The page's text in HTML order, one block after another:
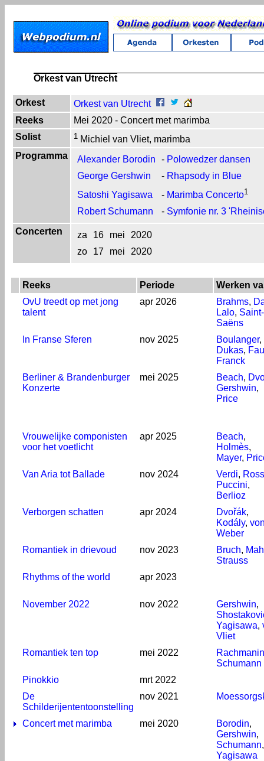
Orkest van Utrecht
Orkest
Orkest van Utrecht
Reeks
Mei 2020 - Concert met marimba
Solist
1 Michiel van Vliet, marimba
Programma
Alexander Borodin - Polowedzer dansen
George Gershwin
- Rhapsody in Blue
Satoshi Yagisawa
- Marimba Concerto1
Robert Schumann - Symfonie nr. 3
Concerten
za 16 mei
2020
zo
17 mei 2020
Reeks Periode
Werken
OvU treedt op met jong
talent
apr 2026 Brahms,
Lalo, Saint-
Saëns
In Franse Sferen
nov 2025 Boulanger,
Dukas,
Franck
Berliner & Brandenburger
Konzerte
mei 2025 Beach,
Gershwin,
Price
Vrouwelijke componisten
voor het voetlicht
apr 2025 Beach,
Holmès,
Mayer,
Van Aria tot Ballade
nov 2024 Verdi,
Puccini,
Berlioz
Verborgen schatten
apr 2024 Dvořák,
Kodály,
Weber
Romantiek in drievoud
nov 2023 Bruch,
Strauss
Rhythms of the world
apr 2023
November 2022 nov 2022 Gershwin,
Yagisawa,
Vliet
Romantiek ten top
mei 2022
Schumann
Pinokkio
mrt 2022
De
Schilderijententoonstelling
nov 2021
Concert met marimba mei 2020 Borodin,
Gershwin,
Schumann,
Yagisawa